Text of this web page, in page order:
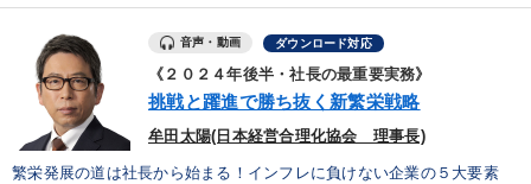
音声・動画 ダウンロード対応
《２０２４年後半・社長の最重要実務》
挑戦と躍進で勝ち抜く新繁栄戦略
牟田太陽(日本経営合理化協会 理事長)
繁栄発展の道は社長から始まる！インフレに負けない企業の５大要素